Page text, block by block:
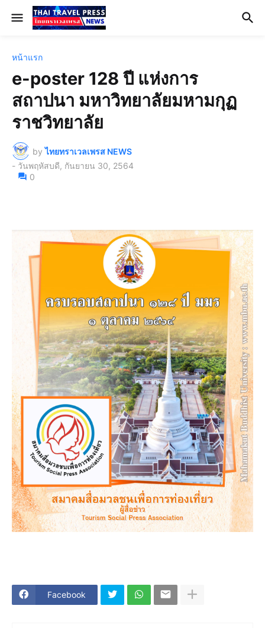
หน้าแรก
e-poster 128 ปี แห่งการ
สถาปนา มหาวิทยาลัยมหามกุฏ
ราชวิทยาลัย
by ไทยทราเวลเพรส NEWS
- วันพฤหัสบดี, กันยายน 30, 2564
0
Facebook